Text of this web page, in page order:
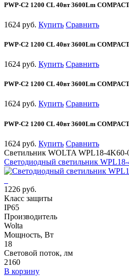
PWP-С2 1200 CL 40вт 3600Lm
1624 руб. Купить Сравнить
PWP-С2 1200 CL 40вт 3600Lm
1624 руб. Купить Сравнить
PWP-С2 1200 CL 40вт 3600Lm
1624 руб. Купить Сравнить
PWP-С2 1200 CL 40вт 3600Lm
1624 руб. Купить Сравнить
Светильник WOLTA WPL18-4K60-
Светодиодный светильник
1226 руб.
Класс защиты
IP65
Производитель
Wolta
Мощность, Вт
18
Световой поток, лм
2160
В корзину